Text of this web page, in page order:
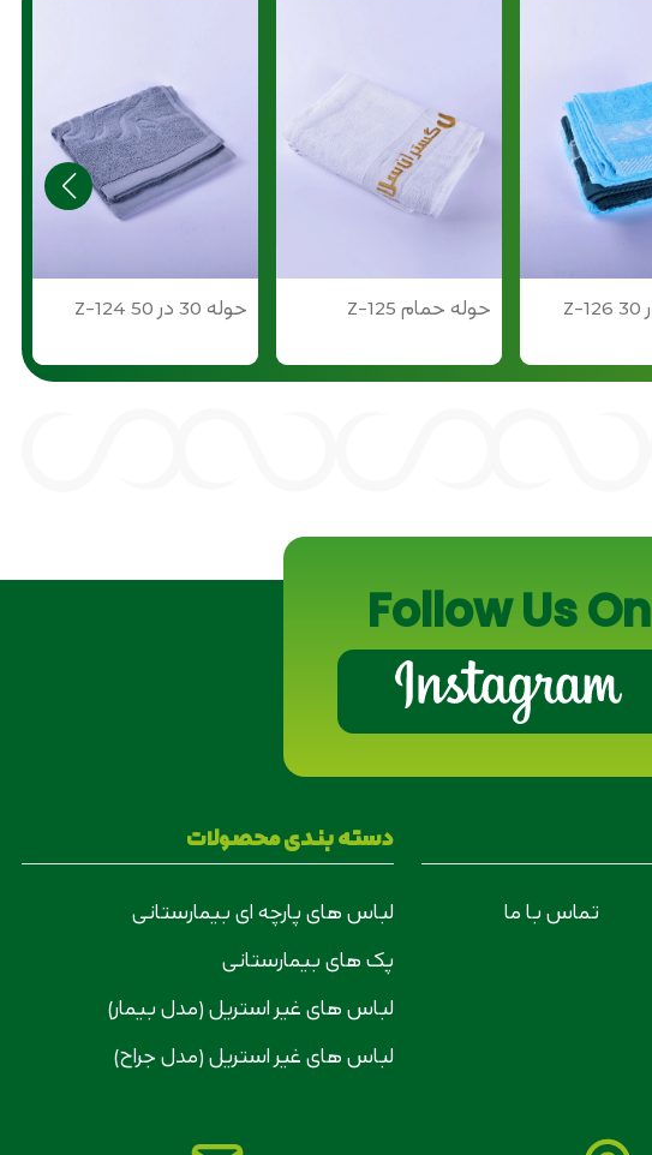
حوله حمام Z-125 حوله 30 در 50 Z-124
Follow Us On
تماس با ما
دسته بندی محصولات
لباس های پارچه ای بیمارستانی
پک های بیمارستانی
لباس های غیر استریل (مدل بیمار)
لباس های غیر استریل (مدل جراح)